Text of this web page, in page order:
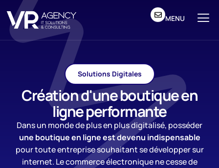
MENU
Solutions Digitales
Création d'une boutique en
ligne performante
Dans un monde de plus en plus digitalisé, posséder
une boutique en ligne est devenu indispensable
pour toute entreprise souhaitant se développer sur
internet. Le commerce électronique ne cesse de